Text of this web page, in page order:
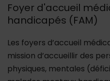
Foyer d'accueil
handicapés (FAM)
Les foyers d’accueil
mission d’accueillir des
physiques, mentales